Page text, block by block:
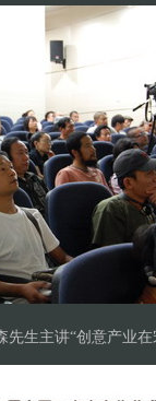
先生主讲“创意产业